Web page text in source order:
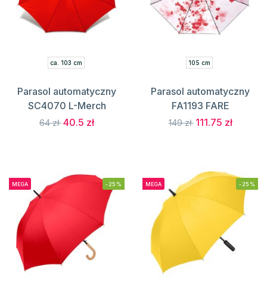
ca. 103 cm
Parasol automatyczny
SC4070 L-Merch
64 zł40.5 zł
105 cm
Parasol automatyczny
FA1193 FARE
149 zł 111.75 zł
MEGA -25% MEGA -25%